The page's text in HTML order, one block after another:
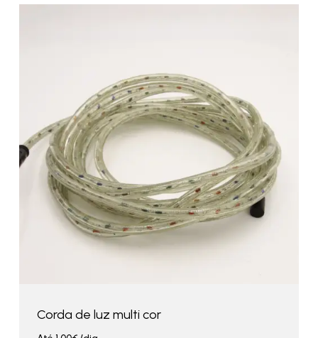
Corda de luz multi cor